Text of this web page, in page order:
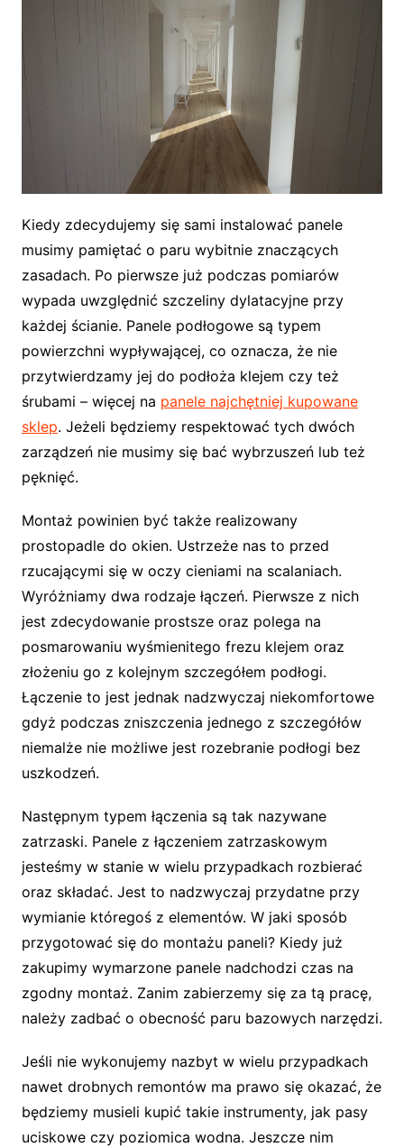
Kiedy zdecydujemy się sami instalować panele
musimy pamiętać o paru wybitnie znaczących
zasadach. Po pierwsze już podczas pomiarów
wypada uwzględnić szczeliny dylatacyjne przy
każdej ścianie. Panele podłogowe są typem
powierzchni wypływającej, co oznacza, że nie
przytwierdzamy jej do podłoża klejem czy też
śrubami – więcej na panele najchętniej kupowane
sklep. Jeżeli będziemy respektować tych dwóch
zarządzeń nie musimy się bać wybrzuszeń lub też
pęknięć.
Montaż powinien być także realizowany
prostopadle do okien. Ustrzeże nas to przed
rzucającymi się w oczy cieniami na scalaniach.
Wyróżniamy dwa rodzaje łączeń. Pierwsze z nich
jest zdecydowanie prostsze oraz polega na
posmarowaniu wyśmienitego frezu klejem oraz
złożeniu go z kolejnym szczegółem podłogi.
Łączenie to jest jednak nadzwyczaj niekomfortowe
gdyż podczas zniszczenia jednego z szczegółów
niemalże nie możliwe jest rozebranie podłogi bez
uszkodzeń.
Następnym typem łączenia są tak nazywane
zatrzaski. Panele z łączeniem zatrzaskowym
jesteśmy w stanie w wielu przypadkach rozbierać
oraz składać. Jest to nadzwyczaj przydatne przy
wymianie któregoś z elementów. W jaki sposób
przygotować się do montażu paneli? Kiedy już
zakupimy wymarzone panele nadchodzi czas na
zgodny montaż. Zanim zabierzemy się za tą pracę,
należy zadbać o obecność paru bazowych narzędzi.
Jeśli nie wykonujemy nazbyt w wielu przypadkach
nawet drobnych remontów ma prawo się okazać, że
będziemy musieli kupić takie instrumenty, jak pasy
uciskowe czy poziomica wodna. Jeszcze nim